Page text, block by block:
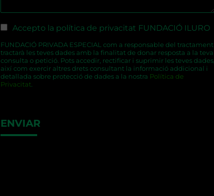
Checkboxes
Accepto la política de privacitat FUNDACIÓ ILURO
FUNDACIÓ PRIVADA ESPECIAL com a responsable del tractament
tractarà les teves dades amb la finalitat de donar resposta a la teva
consulta o petició. Pots accedir, rectificar i suprimir les teves dades,
així com exercir altres drets consultant la informació addicional i
detallada sobre protecció de dades a la nostra Política de
Privacitat
ENVIAR